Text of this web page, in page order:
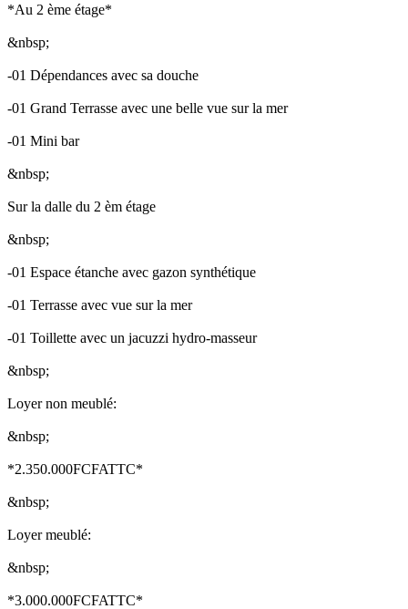
*Au 2 ème étage*
&nbsp;
-01 Dépendances avec sa douche
-01 Grand Terrasse avec une belle vue sur la mer
-01 Mini bar
&nbsp;
Sur la dalle du 2 èm étage
&nbsp;
-01 Espace étanche avec gazon synthétique
-01 Terrasse avec vue sur la mer
-01 Toillette avec un jacuzzi hydro-masseur
&nbsp;
Loyer non meublé:
&nbsp;
*2.350.000FCFATTC*
&nbsp;
Loyer meublé:
&nbsp;
*3.000.000FCFATTC*